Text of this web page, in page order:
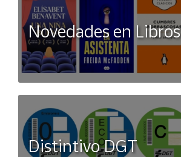
Novedades en Libros
Distintivo DGT